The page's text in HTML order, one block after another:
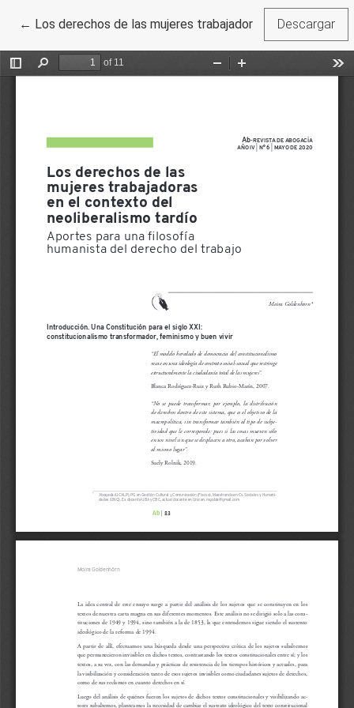
← Volver a los detalles del artículo
Los derechos de las mujeres trabajadoras en elDescargar